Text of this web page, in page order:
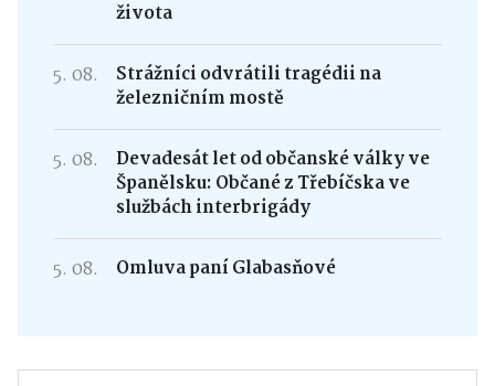
života
5. 08.
Strážníci odvrátili tragédii na
železničním mostě
5. 08.
Devadesát let od občanské války ve
Španělsku: Občané z Třebíčska ve
službách interbrigády
5. 08. Omluva paní Glabasňové